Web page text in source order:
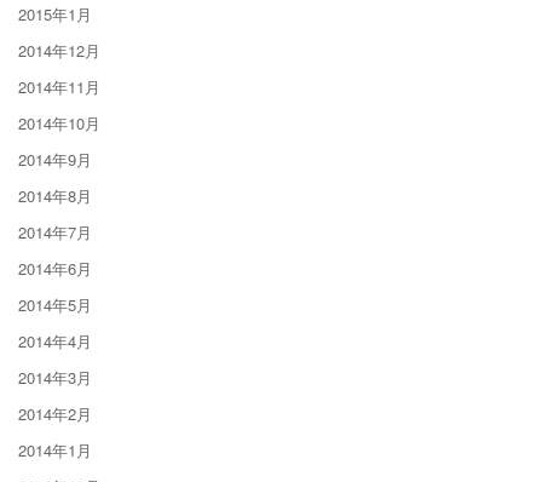
2015年1月
2014年12月
2014年11月
2014年10月
2014年9月
2014年8月
2014年7月
2014年6月
2014年5月
2014年4月
2014年3月
2014年2月
2014年1月